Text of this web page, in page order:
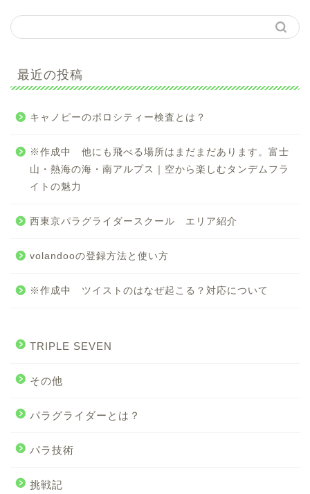
最近の投稿
キャノピーのポロシティー検査とは？
※作成中 他にも飛べる場所はまだまだあります。富士
山・熱海の海・南アルプス｜空から楽しむタンデムフラ
イトの魅力
西東京パラグライダースクール エリア紹介
volandooの登録方法と使い方
※作成中 ツイストのはなぜ起こる？対応について
TRIPLE SEVEN
その他
パラグライダーとは？
パラ技術
挑戦記